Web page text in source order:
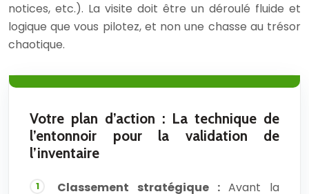
notices, etc.). La visite doit être un déroulé fluide et
logique que vous pilotez, et non une chasse au trésor
chaotique.
Votre plan d’action : La technique de
l’entonnoir pour la validation de
l’inventaire
Classement stratégique :Avant la